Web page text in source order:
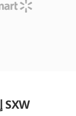
كيفية تحويل SCT إلى SXW